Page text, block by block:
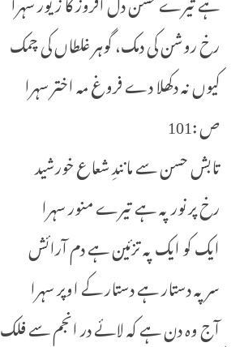
رخ روشن کی دمک، گوہر غلطاں کی چمک
کیوں نہ دکھلا دے فروغ مہ اختر سہرا
ص :101
تابش حسن سے مانندِ شعاع خورشید
رخ پر نور پہ ہے تیرے منور سہرا
ایک کو ایک پہ تزئین ہے دم آرائش
سر پہ دستار ہے دستار کے اوپر سہرا
آج وہ دن ہے کہ لائے در انجم سے فلک